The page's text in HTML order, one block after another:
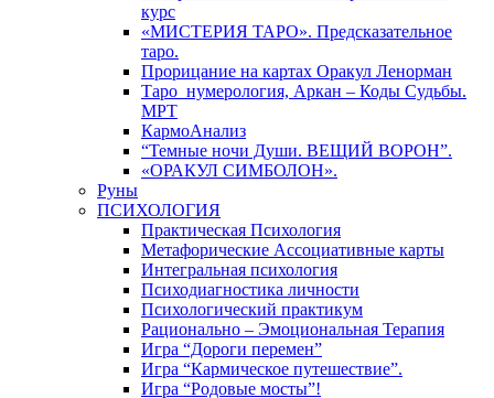
курс
«МИСТЕРИЯ ТАРО». Предсказательное
таро.
Прорицание на картах Оракул Ленорман
Таро_нумерология, Аркан – Коды Судьбы.
МРТ
КармоАнализ
“Темные ночи Души. ВЕЩИЙ ВОРОН”.
«ОРАКУЛ СИМБОЛОН».
Руны
ПСИХОЛОГИЯ
Практическая Психология
Метафорические Ассоциативные карты
Интегральная психология
Психодиагностика личности
Психологический практикум
Рационально – Эмоциональная Терапия
Игра “Дороги перемен”
Игра “Кармическое путешествие”.
Игра “Родовые мосты”!